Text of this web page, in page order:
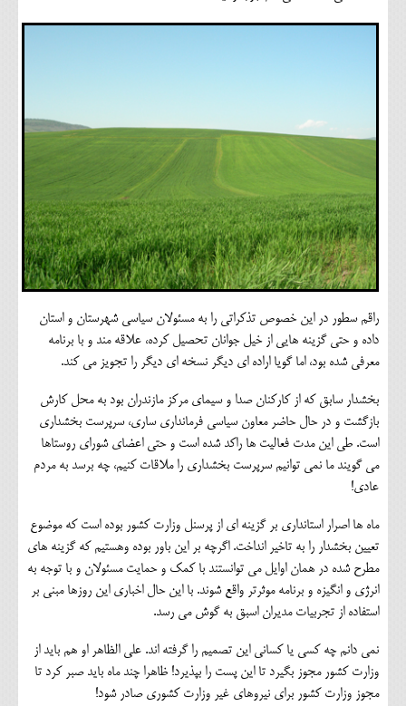
راقم سطور در این خصوص تذکراتی را به مسئولان سیاسی شهرستان و استان
داده و حتی گزینه هایی از خیل جوانان تحصیل کرده، علاقه مند و با برنامه
معرفی شده بود، اما گویا اراده ای دیگر نسخه ای دیگر را تجویز می کند.
بخشدار سابق که از کارکنان صدا و سیمای مرکز مازندران بود به محل کارش
بازگشت و در حال حاضر معاون سیاسی فرمانداری ساری، سرپرست بخشداری
است. طی این مدت فعالیت ها راکد شده است و حتی اعضای شورای روستاها
می گویند ما نمی توانیم سرپرست بخشداری را ملاقات کنیم، چه برسد به مردم
عادی!
ماه ها اصرار استانداری بر گزینه ای از پرسنل وزارت کشور بوده است که موضوع
تعیین بخشدار را به تاخیر انداخت. اگرچه بر این باور بوده وهستیم که گزینه های
مطرح شده در همان اوایل می توانستند با کمک و حمایت مسئولان و با توجه به
انرژی و انگیزه و برنامه موثرتر واقع شوند. با این حال اخباری این روزها مبنی بر
استفاده از تجربیات مدیران اسبق به گوش می رسد.
نمی دانم چه کسی یا کسانی این تصمیم را گرفته اند. علی الظاهر او هم باید از
وزارت کشور مجوز بگیرد تا این پست را بپذیرد! ظاهرا چند ماه باید صبر کرد تا
مجوز وزارت کشور برای نیروهای غیر وزارت کشوری صادر شود!